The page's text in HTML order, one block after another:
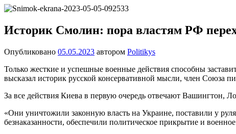
Перейти
содержимому
один
сайт
WordPress
Историк Смолин: пора властям РФ
Опубликовано 05.05.2023 автором Politikys
Только жесткие и успешные военные действия способны
высказал историк русской консервативной мысли, член Союза
За все действия Киева в первую очередь отвечают
«Они уничтожили законную власть на Украине, поставили у
безнаказанности, обеспечили политическое прикрытие и